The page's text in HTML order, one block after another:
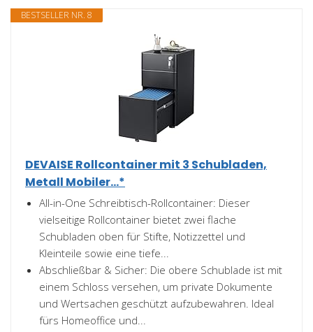
BESTSELLER NR. 8
DEVAISE Rollcontainer mit 3 Schubladen,
Metall Mobiler...*
All-in-One Schreibtisch-Rollcontainer: Dieser
vielseitige Rollcontainer bietet zwei flache
Schubladen oben für Stifte, Notizzettel und
Kleinteile sowie eine tiefe...
Abschließbar & Sicher: Die obere Schublade ist mit
einem Schloss versehen, um private Dokumente
und Wertsachen geschützt aufzubewahren. Ideal
fürs Homeoffice und...